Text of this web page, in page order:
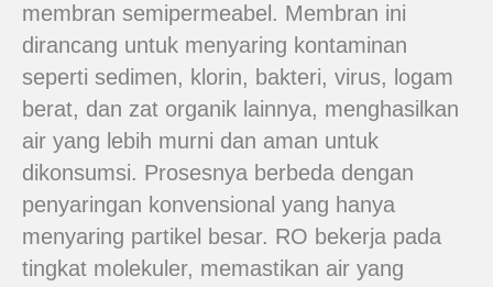
membran semipermeabel. Membran ini
dirancang untuk menyaring kontaminan
seperti sedimen, klorin, bakteri, virus, logam
berat, dan zat organik lainnya, menghasilkan
air yang lebih murni dan aman untuk
dikonsumsi. Prosesnya berbeda dengan
penyaringan konvensional yang hanya
menyaring partikel besar. RO bekerja pada
tingkat molekuler, memastikan air yang